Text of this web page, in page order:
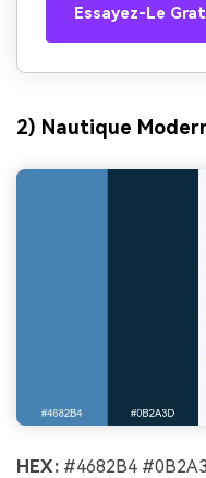
Essayez-Le
2) Nautique
HEX : #4682B4